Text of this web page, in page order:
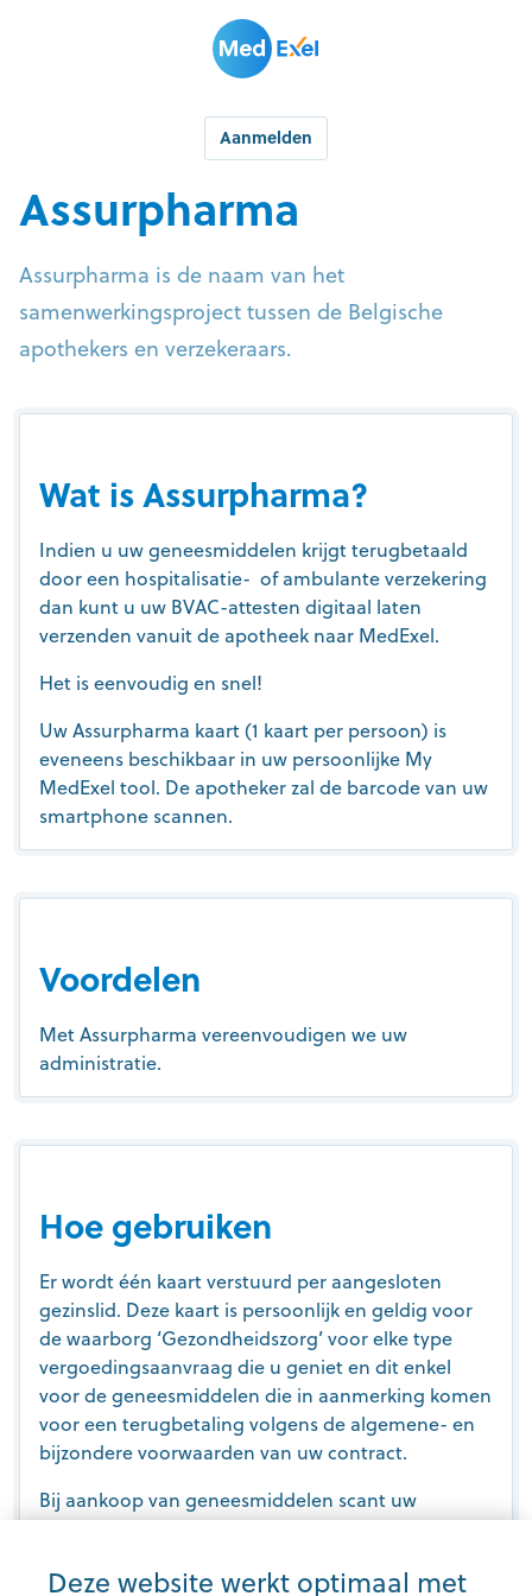
Aanmelden
Assurpharma
Assurpharma is de naam van het
samenwerkingsproject tussen de Belgische
apothekers en verzekeraars.
Wat is Assurpharma?
Indien u uw geneesmiddelen krijgt terugbetaald
door een hospitalisatie- of ambulante verzekering
dan kunt u uw BVAC-attesten digitaal laten
verzenden vanuit de apotheek naar MedExel.
Het is eenvoudig en snel!
Uw Assurpharma kaart (1 kaart per persoon) is
eveneens beschikbaar in uw persoonlijke My
MedExel tool. De apotheker zal de barcode van uw
smartphone scannen.
Voordelen
Met Assurpharma vereenvoudigen we uw
administratie.
Hoe gebruiken
Er wordt één kaart verstuurd per aangesloten
gezinslid. Deze kaart is persoonlijk en geldig voor
de waarborg ‘Gezondheidszorg’ voor elke type
vergoedingsaanvraag die u geniet en dit enkel
voor de geneesmiddelen die in aanmerking komen
voor een terugbetaling volgens de algemene- en
bijzondere voorwaarden van uw contract.
Bij aankoop van geneesmiddelen scant uw
apotheker de barcode van uw Assurpharma kaart
digitaal en op een veilige manier doorstuurt naar
Deze website werkt optimaal met